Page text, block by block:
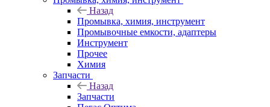
Назад
Промывка, химия, инструмент
Промывочные емкости, адаптеры
Инструмент
Прочее
Химия
Запчасти
Назад
Запчасти